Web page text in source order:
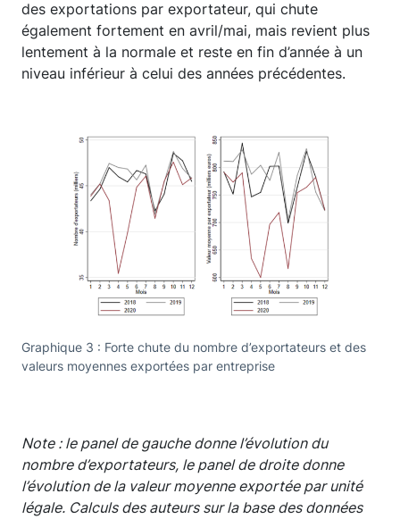
des exportations par exportateur, qui chute
également fortement en avril/mai, mais revient plus
lentement à la normale et reste en fin d’année à un
niveau inférieur à celui des années précédentes.
Graphique 3 : Forte chute du nombre d’exportateurs et des
valeurs moyennes exportées par entreprise
Note : le panel de gauche donne l’évolution du
nombre d’exportateurs, le panel de droite donne
l’évolution de la valeur moyenne exportée par unité
légale. Calculs des auteurs sur la base des données